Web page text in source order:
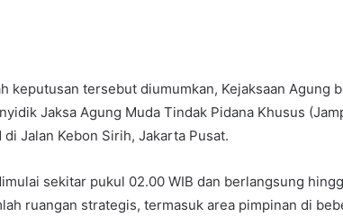
keputusan tersebut diumumkan, Kejaksaan Agung
Jaksa Agung Muda Tindak Pidana Khusus
di Jalan Kebon Sirih, Jakarta Pusat.
sekitar pukul 02.00 WIB dan berlangsung
ruangan strategis, termasuk area pimpinan di